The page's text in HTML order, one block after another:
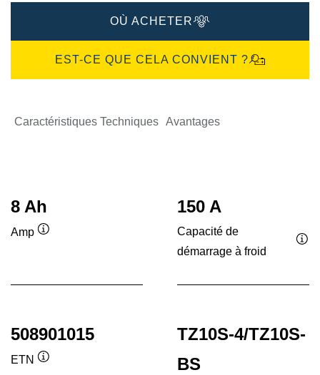
OÙ ACHETER
EST-CE QUE CELA CONVIENT ?
Caractéristiques Techniques Avantages
8 Ah
Amp
150 A
Capacité de
démarrage à froid
508901015
ETN
TZ10S-4/TZ10S-
BS